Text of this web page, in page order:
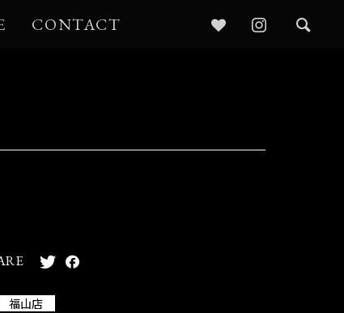
CONTACT
福山店